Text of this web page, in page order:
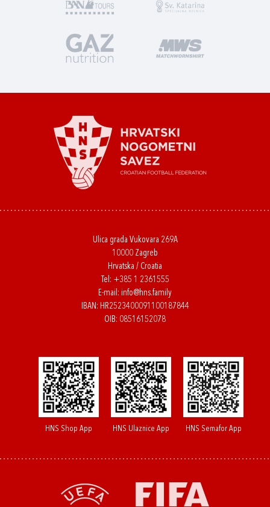
Ulica grada Vukovara 269A
10000 Zagreb
Hrvatska / Croatia
Tel: +385 1 2361555
E-mail: info@hns.family
IBAN: HR2523400091100187844
OIB: 08516152078
HNS Shop App HNS Ulaznice App HNS Semafor App